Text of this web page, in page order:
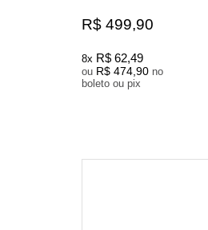
R$ 499,90
8x R$ 62,49
ou R$ 474,90 no
boleto ou pix